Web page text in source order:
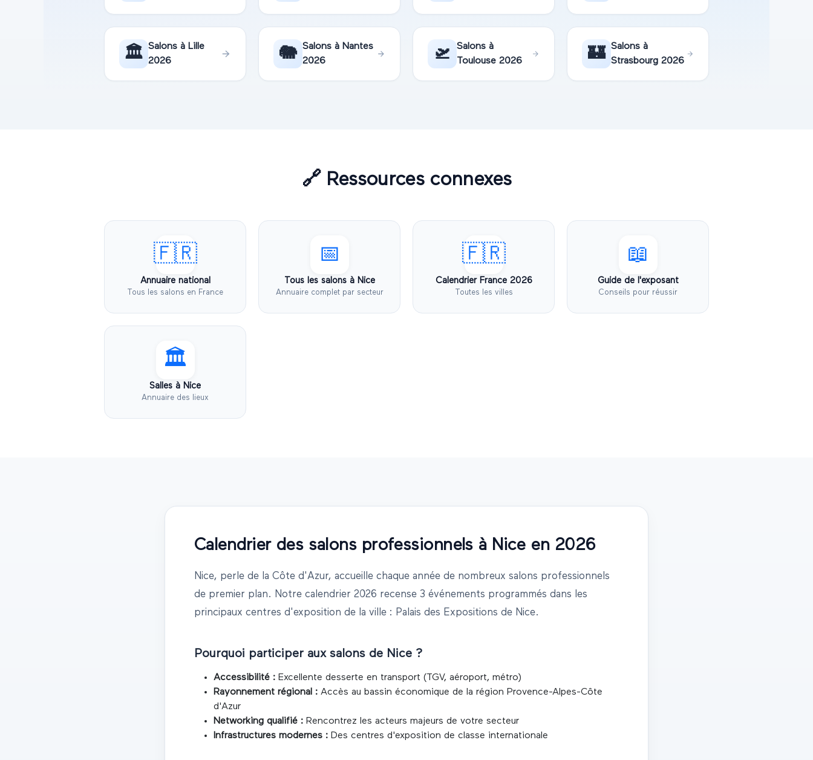
🏛️ Salons à Lille
2026
🐘 Salons à Nantes
2026
🛫
Salons à
Toulouse 2026 🏰
Salons à
Strasbourg 2026
🔗Ressources connexes
🇫🇷
Annuaire national
Tous les salons en France
📅
Tous les salons à Nice
Annuaire complet par secteur
🇫🇷
Calendrier France 2026
Toutes les villes
📖
Guide de l'exposant
Conseils pour réussir
🏛️
Salles à Nice
Annuaire des lieux
Calendrier des salons professionnels à Niceen 2026
Nice, perle de la Côte d'Azur, accueille chaque année de nombreux salons professionnels
de premier plan. Notre calendrier 2026 recense 3 événements programmés dans les
principaux centres d'exposition de la ville : Palais des Expositions de Nice.
Pourquoi participer aux salons de Nice ?
Accessibilité : Excellente desserte en transport (TGV, aéroport, métro)
Rayonnement régional : Accès au bassin économique de la région Provence-Alpes-Côte
d'Azur
Networking qualifié : Rencontrez les acteurs majeurs de votre secteur
Infrastructures modernes : Des centres d'exposition de classe internationale